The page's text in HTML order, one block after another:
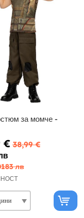
за момче -
€ 38,99 €
лв